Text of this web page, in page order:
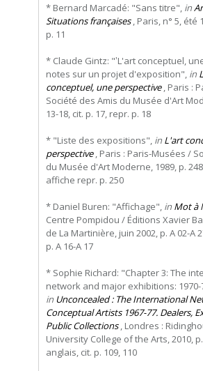
* Bernard Marcadé: "Sans titre", in
Situations françaises, Paris, n° 5, été
p. 11
* Claude Gintz: "‛L'art conceptuel,
notes sur un projet d'exposition", in
conceptuel, une perspective, Paris :
Société des Amis du Musée d'Art
13-18, cit. p. 17, repr. p. 18
* "Liste des expositions", in L'art
perspective, Paris : Paris-Musées /
du Musée d'Art Moderne, 1989, p.
affiche repr. p. 250
* Daniel Buren: "Affichage", in Mot à
Centre Pompidou / Éditions Xavier
de La Martinière, juin 2002, p. A 02-A
p. A 16-A 17
* Sophie Richard: "Chapter 3: The
network and major exhibitions:
in Unconcealed : The International
Conceptual Artists 1967-77. Dealers,
Public Collections, Londres :
University College of the Arts, 2010,
anglais, cit. p. 109, 110